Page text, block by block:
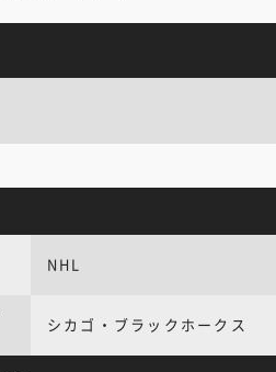
NHL
シカゴ・ブラックホークス